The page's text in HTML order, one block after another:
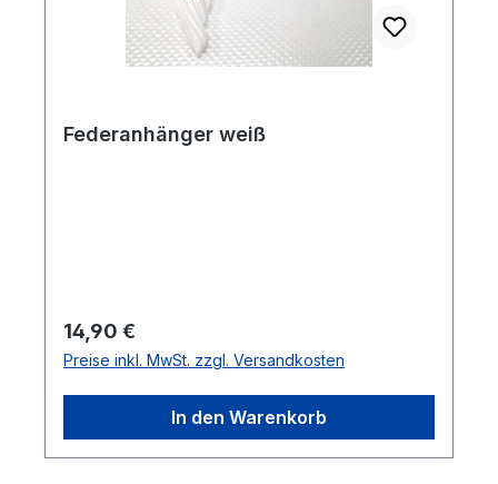
Federanhänger weiß
Regulärer Preis:
14,90 €
Preise inkl. MwSt. zzgl. Versandkosten
In den Warenkorb